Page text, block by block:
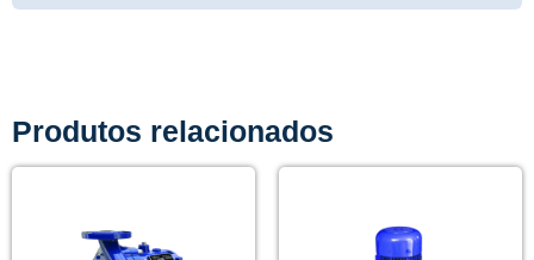
Produtos relacionados